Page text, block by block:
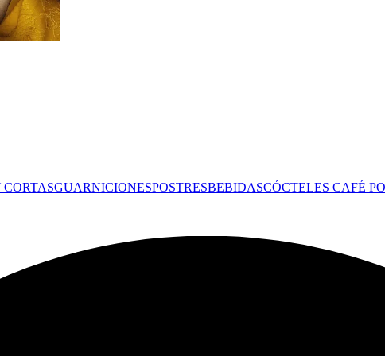
GUARNICIONESPOSTRESBEBIDASCÓCTELES CAFÉ